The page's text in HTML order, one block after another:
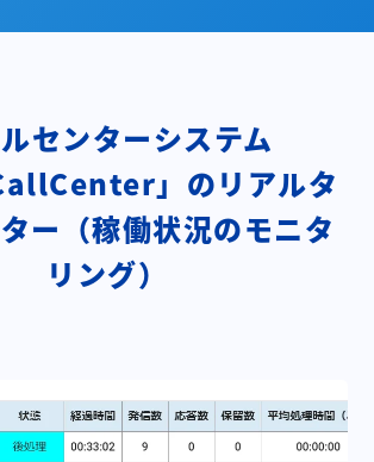
センターシステム
」のリアルタ
ー（稼働状況のモニタ
リング）